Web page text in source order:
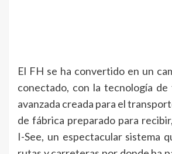
El FH se ha convertido en un
conectado, con la tecnología
avanzada creada para el
de fábrica preparado para
I-See, un espectacular sistema